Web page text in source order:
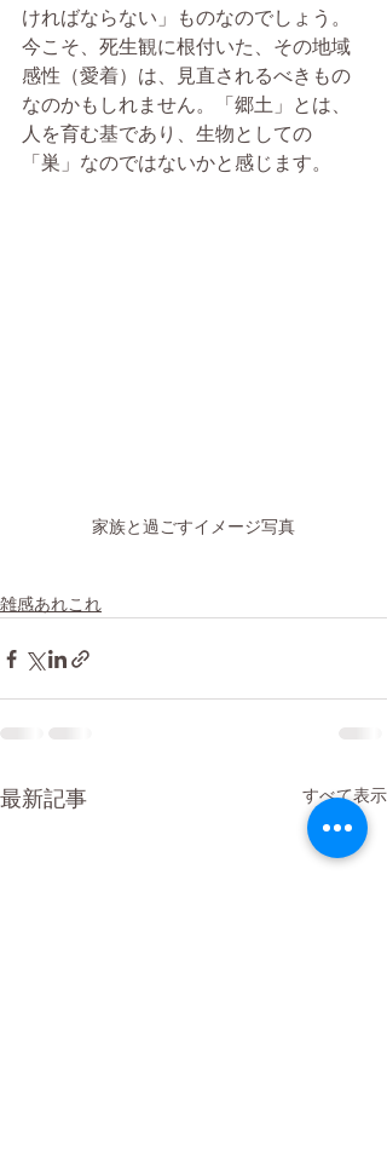
ければならない」ものなのでしょう。
今こそ、死生観に根付いた、その地域
感性（愛着）は、見直されるべきもの
なのかもしれません。「郷土」とは、
人を育む基であり、生物としての
「巣」なのではないかと感じます。
家族と過ごすイメージ写真
雑感あれこれ
最新記事 すべて表示